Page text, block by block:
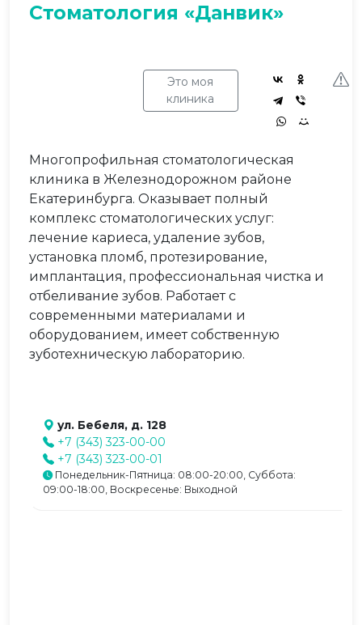
Стоматология «Данвик»
Это моя
клиника
Многопрофильная стоматологическая
клиника в Железнодорожном районе
Екатеринбурга. Оказывает полный
комплекс стоматологических услуг:
лечение кариеса, удаление зубов,
установка пломб, протезирование,
имплантация, профессиональная чистка и
отбеливание зубов. Работает с
современными материалами и
оборудованием, имеет собственную
зуботехническую лабораторию.
ул. Бебеля, д. 128
+7 (343) 323-00-00
+7 (343) 323-00-01
Понедельник-Пятница: 08:00-20:00, Суббота:
09:00-18:00, Воскресенье: Выходной